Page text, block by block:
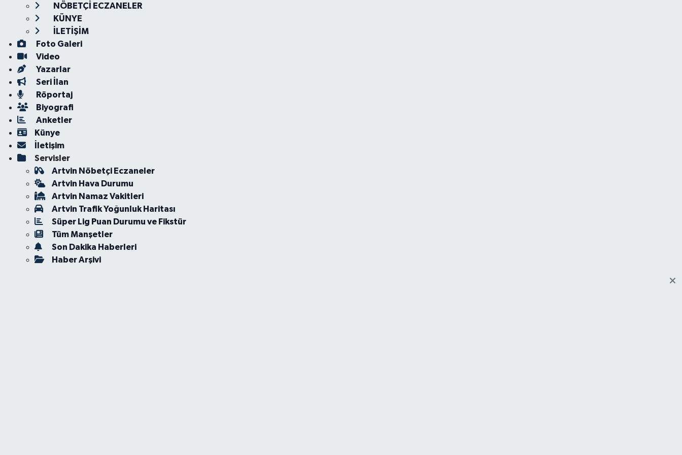
NÖBETÇİ ECZANELER
KÜNYE
İLETİŞİM
Foto Galeri
Video
Yazarlar
Seri İlan
Röportaj
Biyografi
Anketler
Künye
İletişim
Servisler
Artvin Nöbetçi Eczaneler
Artvin Hava Durumu
Artvin Namaz Vakitleri
Artvin Trafik Yoğunluk Haritası
Süper Lig Puan Durumu ve Fikstür
Tüm Manşetler
Son Dakika Haberleri
Haber Arşivi